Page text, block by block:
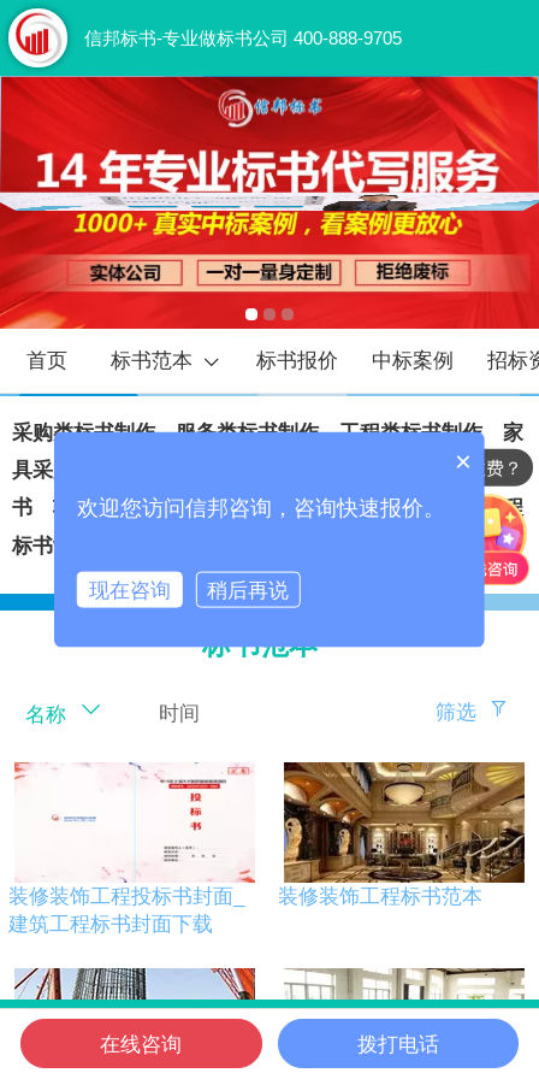
信邦标书-专业做标书公司 400-888-9705
首页 标书范本 标书报价 中标案例 招标
采购类标书‍制作‍服务类标书‍制作‍工程类标书‍制作
家
具采购标书制作
物业保洁服务标
书
软件项目投标书制作 通信工程标书制作‍
电力工程
标书制作
标书范本
名称 时间 筛选
装修装饰工程投标书封面_
建筑工程标书封面下载
装修装饰工程标书范本
信邦首页 电话咨询 微信客服 在线咨询 信邦位置
标书代写怎么收费？
×
欢迎您访问信邦咨询，咨询快速报价。
现在咨询 稍后再说
在线咨询 拨打电话